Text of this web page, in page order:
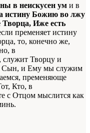
в неискусен ум и в
истину Божию во лжу
Иже есть
пременяет истину
то, конечно же,
в
Творцу и
Сын, и Ему мы служим
пременяюще
Кто, в
с Отцом мыслится как